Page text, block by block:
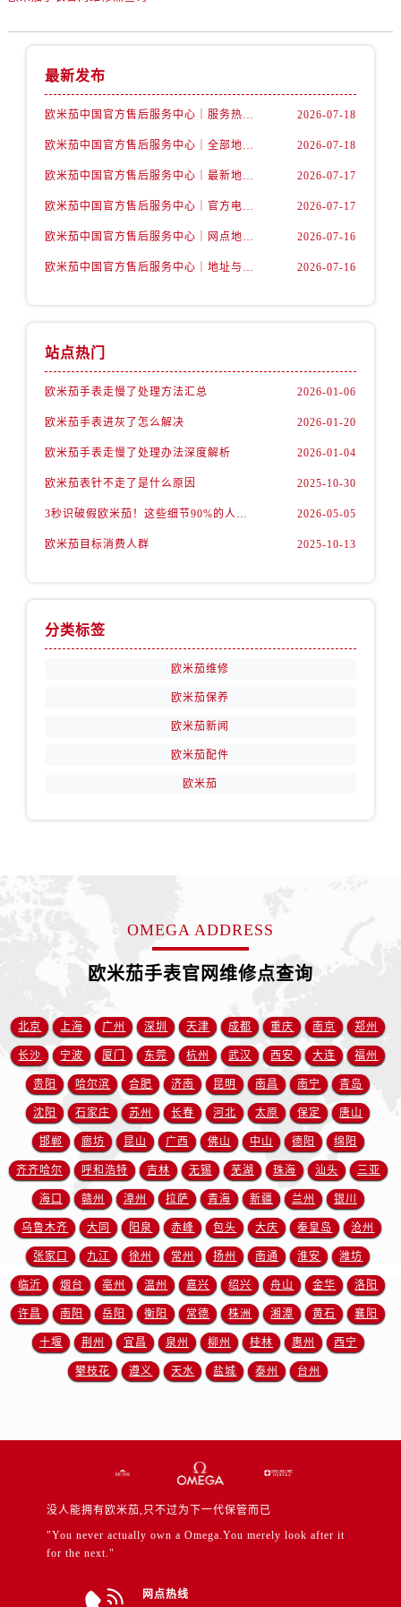
山西省运城市盐湖区河东街售后服务中心（需提前预约）
安徽省淮南市田家庵区国庆中路售后服务中心（需提前预约）
福建省莆田市城厢区霞林街道荔华东大道售后服务中心（需提前预约）
江西省南昌市红谷滩新区红谷中大道998号绿地双子塔（中央广场）A1座办公楼14层1407室售后服务中心（需提前预约）
江西省萍乡市安源区萍安北大道与康庄路交叉口售后服务中心（需提前预约）
江西省上饶市信州区滨江西路售后服务中心（需提前预约）
江西省新余市渝水区北湖西路售后服务中心（需提前预约）
江西省宜春市袁州区中山中路售后服务中心（需提前预约）
江西省鹰潭市月湖区胜利东路售后服务中心（需提前预约）
山东省德州市德城区东风中路售后服务中心（需提前预约）
山东省东营市东营区济南路售后服务中心（需提前预约）
山东省济南市历下区经十路11111号华润中心写字楼（万象城）15层1508室售后服务中心（需提前预约）
山东省济宁市任城区太白楼路售后服务中心（需提前预约）
山东省莱芜市文化南路8号银座商城名表维修一楼名表维修售后服务中心（需提前预约）
山东省临沂市兰山区解放路售后服务中心（需提前预约）
山东省日照市东港区烟台路售后服务中心（需提前预约）
山东省枣庄市滕州市北辛路与善国路交叉口售后服务中心（需提前预约）
最新发布
欧米茄中国官方售后服务中心｜服务热线及详细地址权威信息公告（2026年7月最新） 2026-07-18
欧米茄中国官方售后服务中心｜全部地址与售后电话权威信息声明（2026年7月最新） 2026-07-18
欧米茄中国官方售后服务中心｜最新地址及官方服务热线权威信息公告（2026年7月最新） 2026-07-17
欧米茄中国官方售后服务中心｜官方电话和维修地址权威信息公告（2026年7月最新） 2026-07-17
欧米茄中国官方售后服务中心｜网点地址和官方热线权威信息通知（2026年7月最新） 2026-07-16
欧米茄中国官方售后服务中心｜地址与24小时服务电话权威信息公告（2026年7月最新） 2026-07-16
站点热门
欧米茄手表走慢了处理方法汇总 2026-01-06
欧米茄手表进灰了怎么解决 2026-01-20
欧米茄手表走慢了处理办法深度解析 2026-01-04
欧米茄表针不走了是什么原因 2025-10-30
3秒识破假欧米茄！这些细节90%的人都忽略了 2026-05-05
欧米茄目标消费人群 2025-10-13
分类标签
欧米茄维修
欧米茄保养
欧米茄新闻
欧米茄配件
欧米茄
OMEGA ADDRESS
欧米茄手表官网维修点查询
北京 上海 广州 深圳 天津 成都 重庆 南京 郑州
长沙 宁波 厦门 东莞 杭州 武汉 西安 大连 福州
贵阳 哈尔滨 合肥 济南 昆明 南昌 南宁 青岛
沈阳 石家庄 苏州 长春 河北 太原 保定 唐山
邯郸 廊坊 昆山 广西 佛山 中山 德阳 绵阳
齐齐哈尔 呼和浩特 吉林 无锡 芜湖 珠海 汕头 三亚
海口 赣州 漳州 拉萨 青海 新疆 兰州 银川
乌鲁木齐 大同 阳泉 赤峰 包头 大庆 秦皇岛 沧州
张家口 九江 徐州 常州 扬州 南通 淮安 潍坊
临沂 烟台 亳州 温州 嘉兴 绍兴 舟山 金华 洛阳
许昌 南阳 岳阳 衡阳 常德 株洲 湘潭 黄石 襄阳
十堰 荆州 宜昌 泉州 柳州 桂林 惠州 西宁
攀枝花 遵义 天水 盐城 泰州 台州
没人能拥有欧米茄,只不过为下一代保管而已
"You never actually own a Omega.You merely look after it
for the next."
网点热线